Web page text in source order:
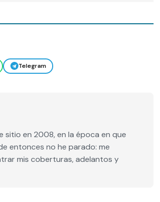
Telegram
en 2008, en la época en que
entonces no he parado: me
mis coberturas, adelantos y